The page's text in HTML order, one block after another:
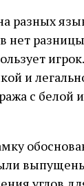
разных
нет
и
с белой